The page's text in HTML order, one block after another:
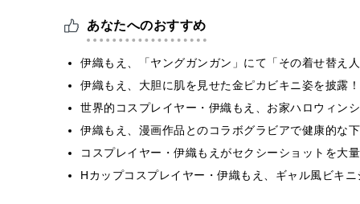
あなたへのおすすめ
伊織もえ、「ヤングガンガン」にて「その着せ替え
伊織もえ、大胆に肌を見せた金ピカビキニ姿を披露
世界的コスプレイヤー・伊織もえ、お家ハロウィン
伊織もえ、漫画作品とのコラボグラビアで健康的な
コスプレイヤー・伊織もえがセクシーショットを大
Hカップコスプレイヤー・伊織もえ、ギャル風ビキ